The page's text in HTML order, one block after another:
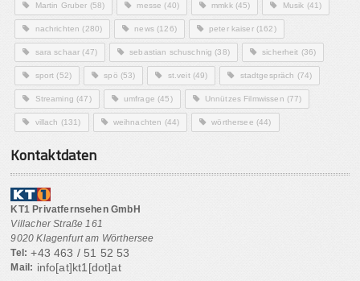
Martin Gruber (58) messe (40) mmkk(45) Musik (41)
nachrichten (280) news(126) peter kaiser(162)
sara schaar (47) sebastian schuschnig (38) sicherheit (36)
sport (52) spö (53) st.veit(49) stadtgespräch (74)
Streaming (47) umfrage (45) Unnützes Filmwissen (77)
villach (131) weihnachten (44) wörthersee (44)
Kontaktdaten
KT1 Privatfernsehen GmbH
Villacher Straße 161
9020 Klagenfurt am Wörthersee
Tel: +43 463 / 51 52 53
Mail: info[at]kt1[dot]at